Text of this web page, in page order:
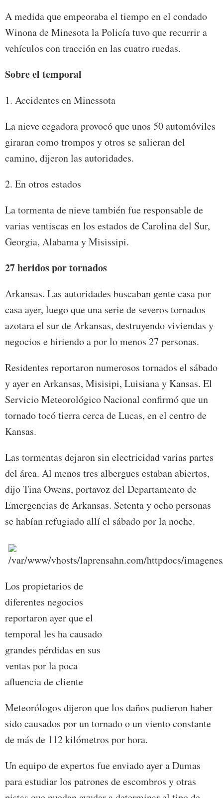
A medida que empeoraba el tiempo en el condado
Winona de Minesota la Policía tuvo que recurrir a
vehículos con tracción en las cuatro ruedas.
Sobre el temporal
1. Accidentes en Minessota
La nieve cegadora provocó que unos 50 automóviles
giraran como trompos y otros se salieran del
camino, dijeron las autoridades.
2. En otros estados
La tormenta de nieve también fue responsable de
varias ventiscas en los estados de Carolina del Sur,
Georgia, Alabama y Misissipi.
27 heridos por tornados
Arkansas. Las autoridades buscaban gente casa por
casa ayer, luego que una serie de severos tornados
azotara el sur de Arkansas, destruyendo viviendas y
negocios e hiriendo a por lo menos 27 personas.
Residentes reportaron numerosos tornados el sábado
y ayer en Arkansas, Misisipi, Luisiana y Kansas. El
Servicio Meteorológico Nacional confirmó que un
tornado tocó tierra cerca de Lucas, en el centro de
Kansas.
Las tormentas dejaron sin electricidad varias partes
del área. Al menos tres albergues estaban abiertos,
dijo Tina Owens, portavoz del Departamento de
Emergencias de Arkansas. Setenta y ocho personas
se habían refugiado allí el sábado por la noche.
Los propietarios de
diferentes negocios
reportaron ayer que el
temporal les ha causado
grandes pérdidas en sus
ventas por la poca
afluencia de cliente
Meteorólogos dijeron que los daños pudieron haber
sido causados por un tornado o un viento constante
de más de 112 kilómetros por hora.
Un equipo de expertos fue enviado ayer a Dumas
para estudiar los patrones de escombros y otras